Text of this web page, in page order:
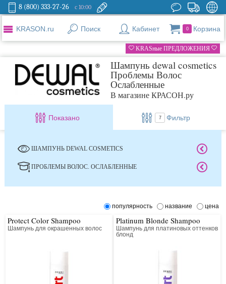
8 (800) 333-27-26 с 10:00
KRASON.ru Поиск Кабинет 0 Корзина
KRASные ПРЕДЛОЖЕНИЯ
Шампунь dewal cosmetics
Проблемы Волос
Ослабленные
В магазине КРАСОН.ру
Показано 7 Фильтр
ШАМПУНЬ DEWAL COSMETICS
ПРОБЛЕМЫ ВОЛОС. ОСЛАБЛЕННЫЕ
популярность название цена
Protect Color Shampoo
Шампунь для окрашенных волос
Platinum Blonde Shampoo
Шампунь для платиновых оттенков
блонд